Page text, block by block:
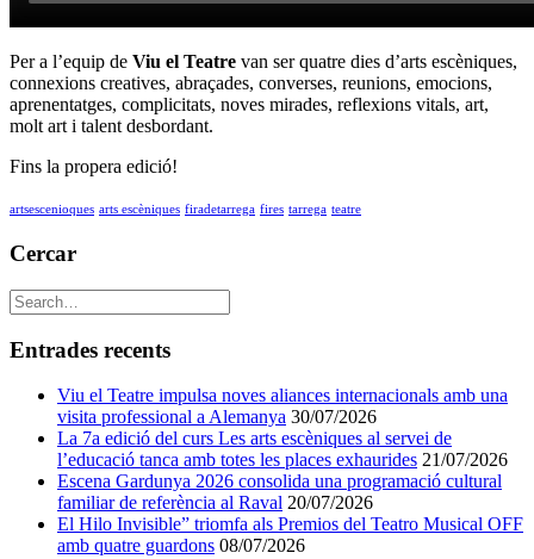
Per a l’equip de Viu el Teatre van ser quatre dies d’arts escèniques,
connexions creatives, abraçades, converses, reunions, emocions,
aprenentatges, complicitats, noves mirades, reflexions vitals, art,
molt art i talent desbordant.
Fins la propera edició!
artsescenioques arts escèniques firadetarrega fires tarrega teatre
Cercar
Entrades recents
Viu el Teatre impulsa noves aliances internacionals amb una
visita professional a Alemanya 30/07/2026
La 7a edició del curs Les arts escèniques al servei de
l’educació tanca amb totes les places exhaurides 21/07/2026
Escena Gardunya 2026 consolida una programació cultural
familiar de referència al Raval 20/07/2026
El Hilo Invisible” triomfa als Premios del Teatro Musical OFF
amb quatre guardons 08/07/2026